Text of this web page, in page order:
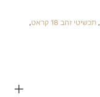
,תכשיטי זהב 18 קראט
,